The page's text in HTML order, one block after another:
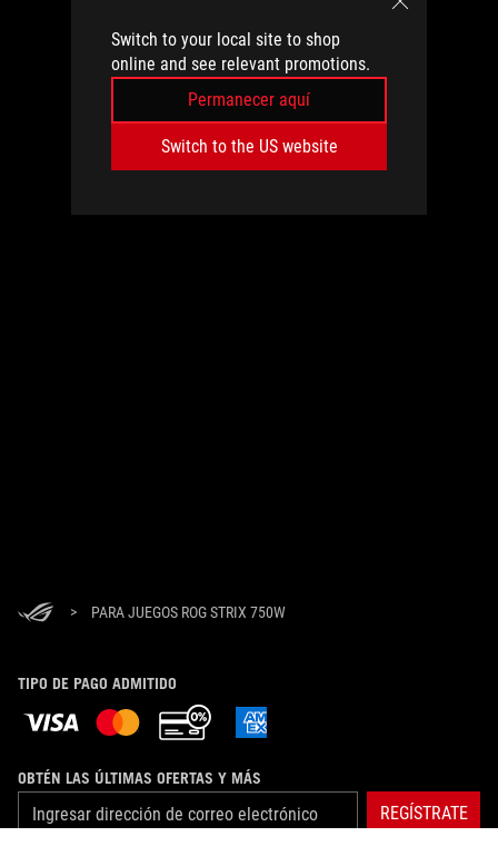
Switch to your local site to shop
online and see relevant promotions.
Permanecer aquí
Switch to the US website
> PARA JUEGOS ROG STRIX 750W
TIPO DE PAGO ADMITIDO
OBTÉN LAS ÚLTIMAS OFERTAS Y MÁS
REGÍSTRATE